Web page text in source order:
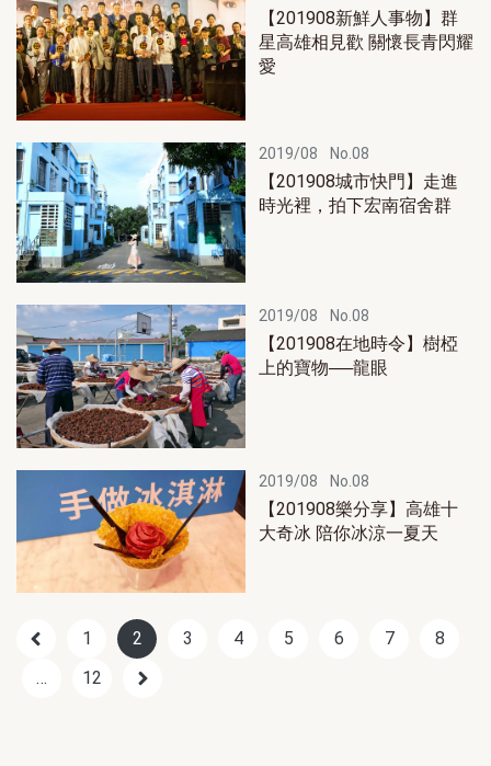
【201908新鮮人事物】群
星高雄相見歡 關懷長青閃耀
愛
2019/08 No.08
【201908城市快門】走進
時光裡，拍下宏南宿舍群
2019/08 No.08
【201908在地時令】樹椏
上的寶物──龍眼
2019/08 No.08
【201908樂分享】高雄十
大奇冰 陪你冰涼一夏天
1 2 3 4 5 6 7
8
…
12